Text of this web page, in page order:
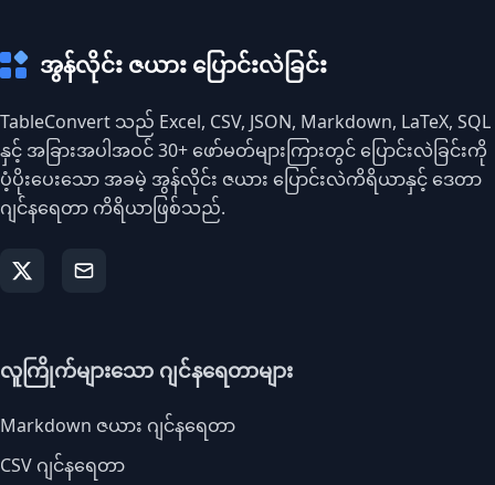
အွန်လိုင်း ဇယား ပြောင်းလဲခြင်း
TableConvert သည် Excel, CSV, JSON, Markdown, LaTeX, SQL
နှင့် အခြားအပါအဝင် 30+ ဖော်မတ်များကြားတွင် ပြောင်းလဲခြင်းကို
ပံ့ပိုးပေးသော အခမဲ့ အွန်လိုင်း ဇယား ပြောင်းလဲကိရိယာနှင့် ဒေတာ
ဂျင်နရေတာ ကိရိယာဖြစ်သည်.
လူကြိုက်များသော ဂျင်နရေတာများ
Markdown ဇယား ဂျင်နရေတာ
CSV ဂျင်နရေတာ